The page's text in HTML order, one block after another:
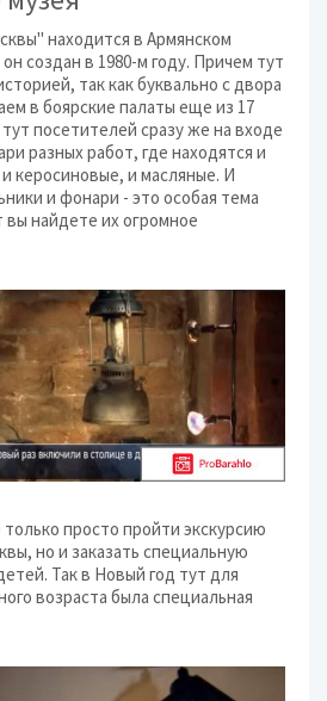
находится в Армянском
создан в 1980-м году. Причем тут
так как буквально с двора
в боярские палаты еще из 17
посетителей сразу же на входе
разных работ, где находятся и
керосиновые, и масляные. И
и фонари - это особая тема
вы найдете их огромное
просто пройти экскурсию
но и заказать специальную
Так в Новый год тут для
возраста была специальная